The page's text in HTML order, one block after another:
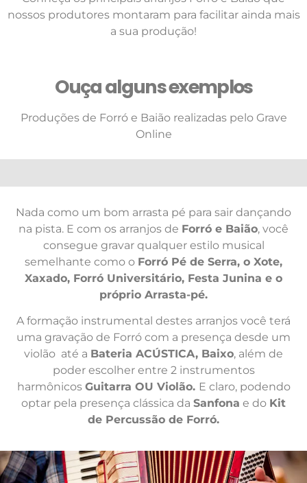
nossos produtores montaram para facilitar ainda mais
a sua produção!
Ouça alguns exemplos
Produções de Forró e Baião realizadas pelo Grave
Online
Nada como um bom arrasta pé para sair dançando
na pista. E com os arranjos de Forró e Baião, você
consegue gravar qualquer estilo musical
semelhante como o Forró Pé de Serra, o Xote,
Xaxado, Forró Universitário, Festa Junina e o
próprio Arrasta-pé.
A formação instrumental destes arranjos você terá
uma gravação de Forró com a presença desde um
violão até a Bateria ACÚSTICA, Baixo, além de
poder escolher entre 2 instrumentos
harmônicos Guitarra OU Violão. E claro, podendo
optar pela presença clássica da Sanfona e do Kit
de Percussão de Forró.